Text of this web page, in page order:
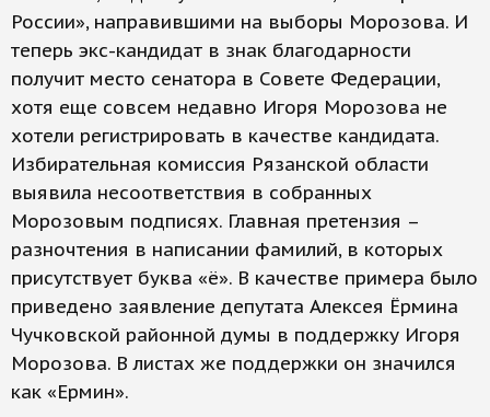
России», направившими на выборы Морозова. И
теперь экс-кандидат в знак благодарности
получит место сенатора в Совете Федерации,
хотя еще совсем недавно Игоря Морозова не
хотели регистрировать в качестве кандидата.
Избирательная комиссия Рязанской области
выявила несоответствия в собранных
Морозовым подписях. Главная претензия –
разночтения в написании фамилий, в которых
присутствует буква «ё». В качестве примера было
приведено заявление депутата Алексея Ёрмина
Чучковской районной думы в поддержку Игоря
Морозова. В листах же поддержки он значился
как «Ермин».